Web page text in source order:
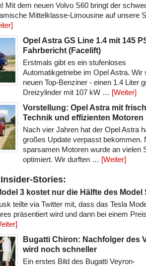
Mit dem neuen Volvo S60 bringt der
Mittelklasse-Limousine auf unsere
Opel Astra GS Line 1.4 mit 145
Fahrbericht (Facelift)
Erstmals gibt es ein stufenloses
Automatikgetriebe im Opel Astra. Wir
neuen Top-Benziner - einen 1.4 Liter
Dreizylinder mit 107 kW … [Weiter]
Vorstellung: Opel Astra mit
Technik und effizienten Motoren
Nach vier Jahren hat der Opel Astra
großes Update verpasst bekommen.
sparsamen Motoren wurde an vielen
optimiert. Wir durften … [Weiter]
Stories:
3 kostet nur die Hälfte des Model
teilte via Twitter mit, dass das Tesla
präsentiert wird und dann bei einem
Bugatti Chiron: Nachfolger des
wird noch schneller
Ein erstes Bild des Bugatti Veyron-